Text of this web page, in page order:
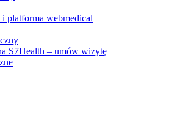
platforma webmedical
S7Health – umów wizytę